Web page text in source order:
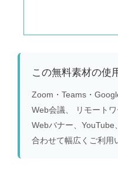
この無料素材の使
Zoom・Teams・
Web会議、 リモート
Webバナー、YouTube
合わせて幅広くご利用